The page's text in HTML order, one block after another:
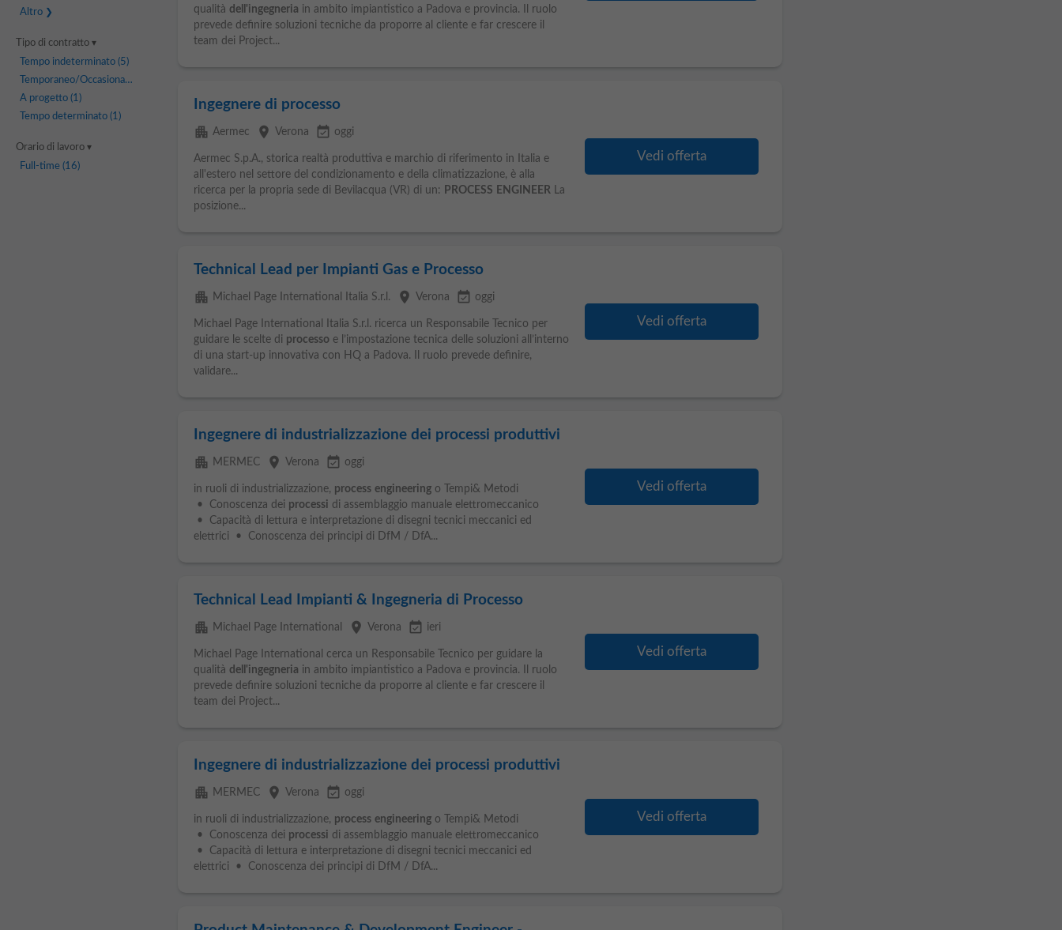
Altro
Tipo di contratto
Tempo indeterminato(5)
Temporaneo/Occasionale
A progetto(1)
Tempo determinato(1)
Orario di lavoro
Full-time(16)
qualità dell'ingegneria in ambito impiantistico a Padova e provincia. Il ruolo
prevede definire soluzioni tecniche da proporre al cliente e far crescere il
team dei Project...
Ingegnere di processo
apartment Aermec place Verona event_available oggi
Aermec S.p.A., storica realtà produttiva e marchio di riferimento in Italia e
all'estero nel settore del condizionamento e della climatizzazione, è alla
ricerca per la propria sede di Bevilacqua (VR) di un:
PROCESS ENGINEERLa
posizione...
Vedi offerta
Technical Lead per Impianti Gas e Processo
apartment Michael Page International Italia S.r.l. place Verona event_available oggi
Michael Page International Italia S.r.l. ricerca un Responsabile Tecnico per
guidare le scelte di processoe l’impostazione tecnica delle soluzioni all’interno
di una start-up innovativa con HQ a Padova. Il ruolo prevede definire,
validare...
Vedi offerta
Ingegnere di industrializzazione dei processi produttivi
apartment MERMEC place Verona event_available oggi
in ruoli di industrializzazione, process engineeringo Tempi& Metodi
• Conoscenza dei processi di assemblaggio manuale elettromeccanico
• Capacità di lettura e interpretazione di disegni tecnici meccanici ed
elettrici • Conoscenza dei principi di DfM / DfA...
Vedi offerta
Technical Lead Impianti & Ingegneria di Processo
apartment Michael Page International place Verona event_available ieri
Michael Page International cerca un Responsabile Tecnico per guidare la
qualità dell'ingegneria in ambito impiantistico a Padova e provincia. Il ruolo
prevede definire soluzioni tecniche da proporre al cliente e far crescere il
team dei Project...
Vedi offerta
Ingegnere di industrializzazione dei processi produttivi
apartment MERMEC place Verona event_available oggi
in ruoli di industrializzazione, process engineeringo Tempi& Metodi
• Conoscenza dei processi di assemblaggio manuale elettromeccanico
• Capacità di lettura e interpretazione di disegni tecnici meccanici ed
elettrici • Conoscenza dei principi di DfM / DfA...
Vedi offerta